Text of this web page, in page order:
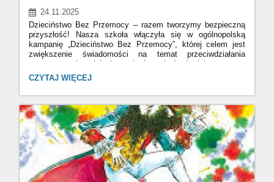
24.11.2025
Dzieciństwo Bez Przemocy – razem tworzymy bezpieczną
przyszłość!
Nasza szkoła włączyła się w ogólnopolską
kampanię „Dzieciństwo Bez Przemocy”, której celem jest
zwiększenie świadomości na temat przeciwdziałania
przemocy wobec dzieci oraz budowanie środowiska opartego
na szacunku, empatii i dialogu. Prowadziliśmy działania
edukacyjne, warsztaty oraz rozmowy, które mają na celu
pomóc uczniom lepiej rozpoznawać sytuacje zagrożenia
oraz reagować, gdy dziecku dzieje się krzywda. Chcemy,
aby każdy młody człowiek mógł dorastać w atmosferze
bezpieczeństwa i wsparcia.Czerwień jako symbol
sprzeciwu. W ostatni dzień kampanii ubraliśmy się
na czerwono, a nasza szkoła podświetlona została na kolor
czerwony.
DZIECIŃSTWO
PRZEMOCY:
CZYTAJ WIĘCEJ